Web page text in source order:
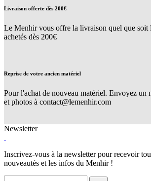
Livraison offerte dès 200€
Le Menhir vous offre la livraison quel que soit
achetés dès 200€
Reprise de votre ancien matériel
Pour l'achat de nouveau matériel. Envoyez un
et photos à contact@lemenhir.com
Newsletter
Inscrivez-vous à la newsletter pour recevoir
nouveautés et les infos du Menhir !